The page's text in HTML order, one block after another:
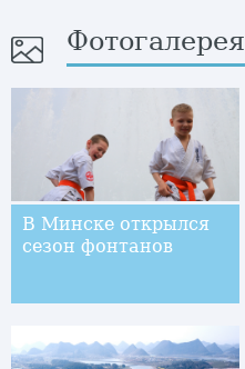
Фотогалерея
В Минске открылся
сезон фонтанов